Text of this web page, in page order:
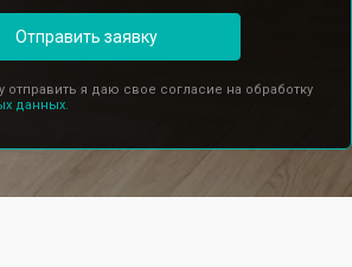
Отправить заявку
отправить я даю свое согласие на обработку
данных.